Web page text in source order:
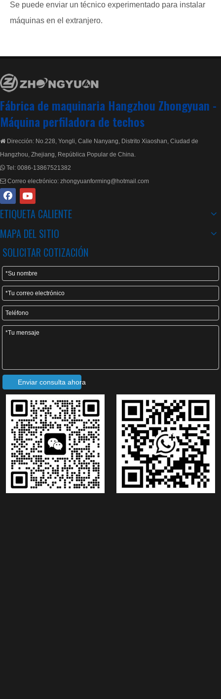
Se puede enviar un técnico experimentado para instalar
máquinas en el extranjero.
Más de 70 países utilizan máquinas Zhongyuan
Parámetros técnicos principales de la máquina
perfiladora de rollos de doble capa:
1 ) Ancho de la bobina: Panel de persiana: 1020 mm
Hoja IBR: 925 mm.
2 ) Espesor de bobina adecuado: 0,3 mm -0,8 mm
3 ) Materias primas adecuadas: pregalvanizado y
cromadek
4) Límite elástico de la materia prima: Panel del
obturador: 235 mpa
Hoja IBR: 550mpa
5) Cantidad de rodillos: superior: 18 estaciones,
abajo: 23 estaciones
6) Potencia del motor principal: 7,5 KW
7) Potencia hidráulica: 2,2 KW
Imágenes de la máquina perfiladora de láminas
para techos de doble capa:
Fábrica de maquinaria Hangzhou Zhongyuan -
Máquina perfiladora de techos
 Dirección: No.228, Yongli, Calle Nanyang, Distrito Xiaoshan, Ciudad de
Hangzhou, Zhejiang, República Popular de China.
 Tel: 0086-13867521382
 Correo electrónico: zhongyuanforming@hotmail.com
ETIQUETA CALIENTE
MAPA DEL SITIO
SOLICITAR COTIZACIÓN
Enviar consulta ahora